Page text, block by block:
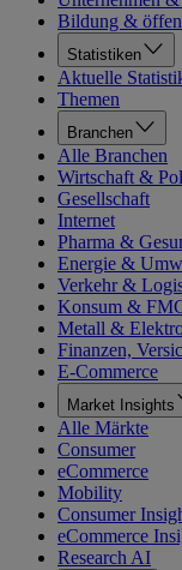
Bildung &
Statistiken
Aktuelle
Themen
Branchen
Alle Branchen
Wirtschaft &
Gesellschaft
Internet
Pharma &
Energie &
Verkehr &
Konsum &
Metall &
Finanzen,
E-Commerce
Market Insights
Alle Märkte
Consumer
eCommerce
Mobility
Consumer
eCommerce
Research AI